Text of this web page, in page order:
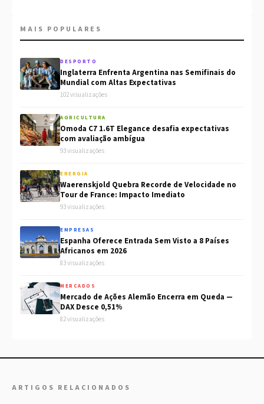
MAIS POPULARES
DESPORTO
Inglaterra Enfrenta Argentina nas Semifinais do
Mundial com Altas Expectativas
102 visualizações
AGRICULTURA
Omoda C7 1.6T Elegance desafia expectativas
com avaliação ambígua
93 visualizações
ENERGIA
Waerenskjold Quebra Recorde de Velocidade no
Tour de France: Impacto Imediato
93 visualizações
EMPRESAS
Espanha Oferece Entrada Sem Visto a 8 Países
Africanos em 2026
83 visualizações
MERCADOS
Mercado de Ações Alemão Encerra em Queda —
DAX Desce 0,51%
82 visualizações
ARTIGOS RELACIONADOS